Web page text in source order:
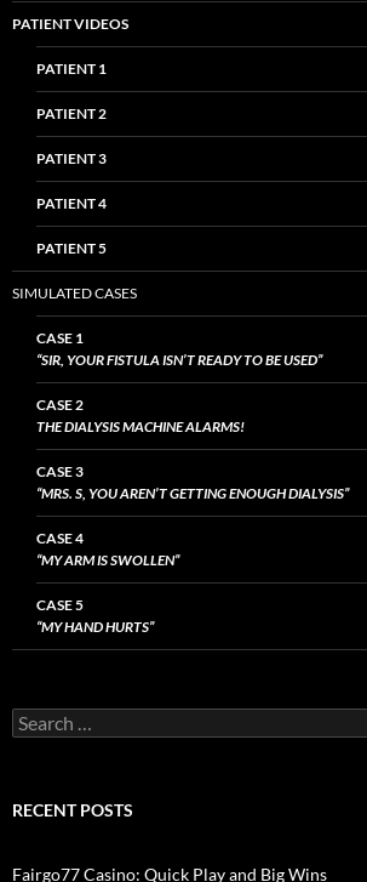
PATIENT VIDEOS
PATIENT 1
PATIENT 2
PATIENT 3
PATIENT 4
PATIENT 5
SIMULATED CASES
CASE 1
“SIR, YOUR FISTULA ISN’T READY TO BE USED”
CASE 2
THE DIALYSIS MACHINE ALARMS!
CASE 3
“MRS. S, YOU AREN’T GETTING ENOUGH DIALYSIS”
CASE 4
“MY ARM IS SWOLLEN”
CASE 5
“MY HAND HURTS”
Search
for:
RECENT POSTS
Fairgo77 Casino: Quick Play and Big Wins